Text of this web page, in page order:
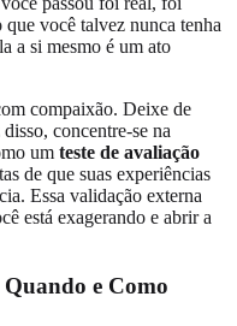
você talvez nunca tenha
a si mesmo é um ato
compaixão. Deixe de
concentre-se na
um teste de avaliação
de que suas experiências
Essa validação externa
está exagerando e abrir a
e Como